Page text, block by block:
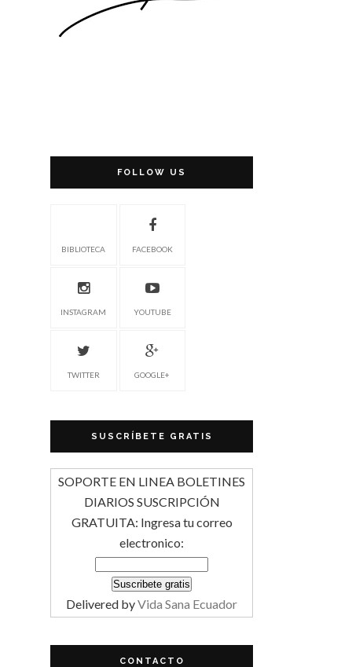
FOLLOW US
BIBLIOTECA FACEBOOK
INSTAGRAM YOUTUBE
TWITTER GOOGLE+
SUSCRÍBETE GRATIS
SOPORTE EN LINEA BOLETINES
DIARIOS SUSCRIPCIÓN
GRATUITA: Ingresa tu correo
electronico:
Delivered byVida Sana Ecuador
CONTACTO